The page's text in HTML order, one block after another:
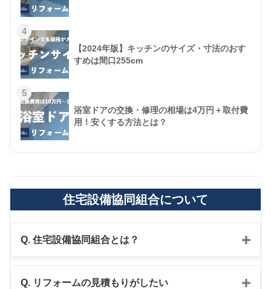
4
【2024年版】キッチンのサイズ・寸法のおす
すめは間口255cm
5
浴室ドアの交換・修理の相場は4万円＋取付費
用！安くする方法とは？
住宅設備協同組合について
Q. 住宅設備協同組合とは？
Q. リフォームの見積もりがしたい